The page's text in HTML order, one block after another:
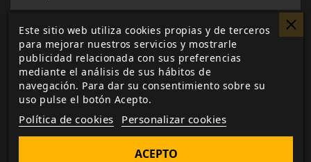
Biblioteca digital
actualizada con todos los juego canjeados
o comprados.
Este sitio web utiliza cookies propias y de terceros
para mejorar nuestros servicios y mostrarle
publicidad relacionada con sus preferencias
mediante el análisis de sus hábitos de
navegación. Para dar su consentimiento sobre su
uso pulse el botón Acepto.
Política de cookies Personalizar cookies
ACEPTO